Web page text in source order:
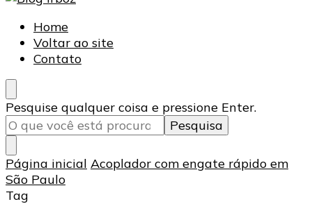
Blog Irboz
Blog de Lubrificação Industrial
Home
Voltar ao site
Contato
Procurando
algo?
Pesquise qualquer coisa e pressione Enter.
Página inicial Acoplador com engate rápido em
São Paulo
Tag